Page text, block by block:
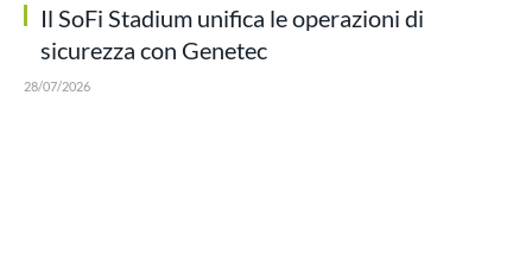
Il SoFi Stadium unifica le operazioni di
sicurezza con Genetec
28/07/2026